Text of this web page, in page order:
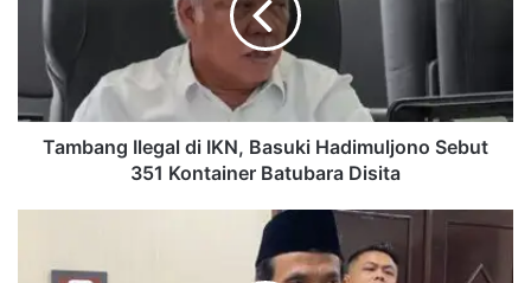
Hadimuljono
Sebut
351
Kontainer
Batubara
Tambang Ilegal di IKN, Basuki Hadimuljono Sebut
351 Kontainer Batubara Disita